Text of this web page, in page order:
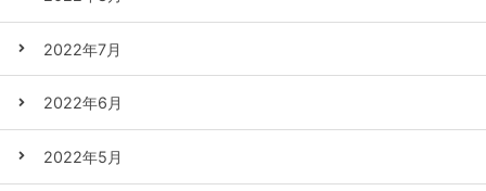
2022年7月
2022年6月
2022年5月